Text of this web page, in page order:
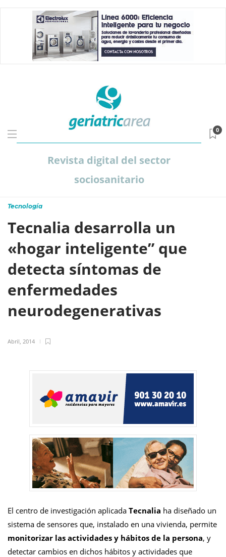
Revista digital del sector
sociosanitario
0
Tecnología
Tecnalia desarrolla un
«hogar inteligente” que
detecta síntomas de
enfermedades
neurodegenerativas
Abril, 2014
El centro de investigación aplicada Tecnalia ha diseñado un
sistema de sensores que, instalado en una vivienda, permite
monitorizar las actividades y hábitos de la persona, y
detectar cambios en dichos hábitos y actividades que